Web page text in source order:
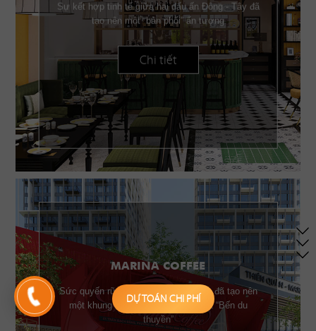
Sự kết hợp tinh tế giữa hai dấu ấn Đông - Tây đã
tạo nên một “bản phối” ấn tượng
Chi tiết
MARINA COFFEE
Sức quyến rũ của những chiếc buồm đã tạo nên
một khung cảnh đặc trưng của một “Bến du
thuyền”
DỰ TOÁN CHI PHÍ